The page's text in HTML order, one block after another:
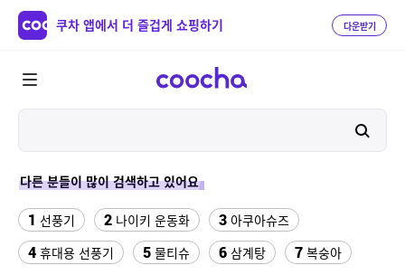
쿠차 앱에서 더 즐겁게 쇼핑하기 다운받기
다른 분들이 많이 검색하고 있어요
1 선풍기 2 나이키 운동화 3 아쿠아슈즈
4 휴대용 선풍기 5 물티슈 6 삼계탕 7 복숭아